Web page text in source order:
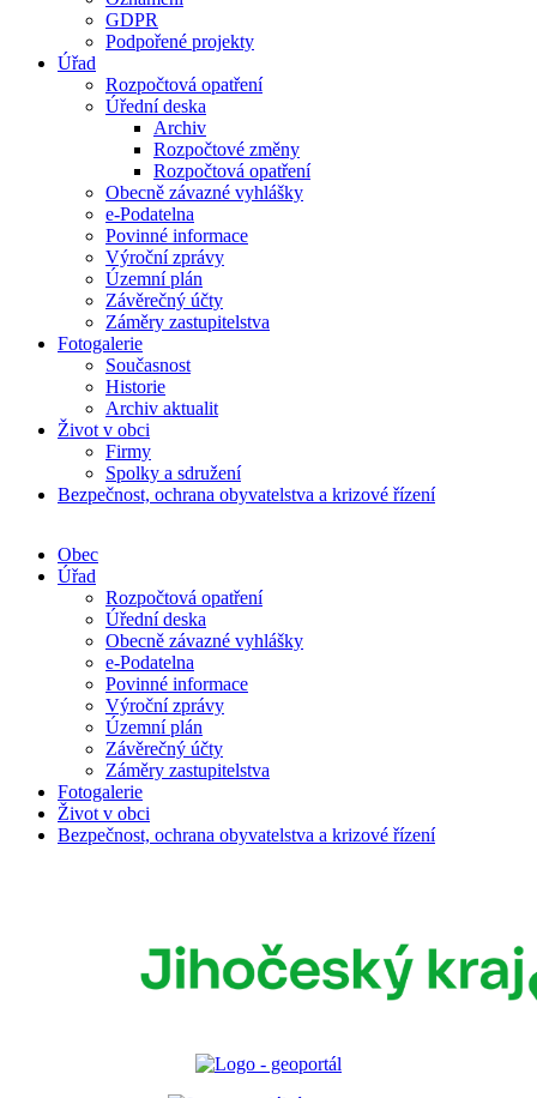
GDPR
Podpořené projekty
Úřad
Rozpočtová opatření
Úřední deska
Archiv
Rozpočtové změny
Rozpočtová opatření
Obecně závazné vyhlášky
e-Podatelna
Povinné informace
Výroční zprávy
Územní plán
Závěrečný účty
Záměry zastupitelstva
Fotogalerie
Současnost
Historie
Archiv aktualit
Život v obci
Firmy
Spolky a sdružení
Bezpečnost, ochrana obyvatelstva a krizové řízení
Obec
Úřad
Rozpočtová opatření
Úřední deska
Obecně závazné vyhlášky
e-Podatelna
Povinné informace
Výroční zprávy
Územní plán
Závěrečný účty
Záměry zastupitelstva
Fotogalerie
Život v obci
Bezpečnost, ochrana obyvatelstva a krizové řízení